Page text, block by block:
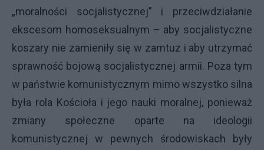
„moralności socjalistycznej” i przeciwdziałanie
ekscesom homoseksualnym – aby socjalistyczne
koszary nie zamieniły się w zamtuz i aby utrzymać
sprawność bojową socjalistycznej armii. Poza tym
w państwie komunistycznym mimo wszystko silna
była rola Kościoła i jego nauki moralnej, ponieważ
zmiany społeczne oparte na ideologii
komunistycznej w pewnych środowiskach były